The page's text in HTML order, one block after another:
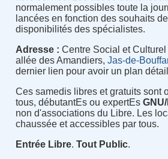
normalement possibles toute la
lancées en fonction des souhaits
disponibilités des spécialistes.
Adresse : Centre Social et
allée des Amandiers, Jas-de-
dernier lien pour avoir un plan
Ces samedis libres et gratuits sont
tous, débutantEs ou expertEs
non d'associations du Libre. Les
chaussée et accessibles par tous.
Entrée Libre. Tout Public.